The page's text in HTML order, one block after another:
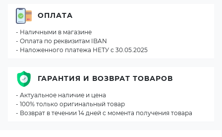
ОПЛАТА
- Наличными в магазине
- Оплата по реквизитам IBAN
- Наложенного платежа НЕТУ с 30.05.2025
ГАРАНТИЯ И ВОЗВРАТ ТОВАРОВ
- Актуальное наличие и цена
- 100% только оригинальный товар
- Возврат в течении 14 дней с момента получения товара